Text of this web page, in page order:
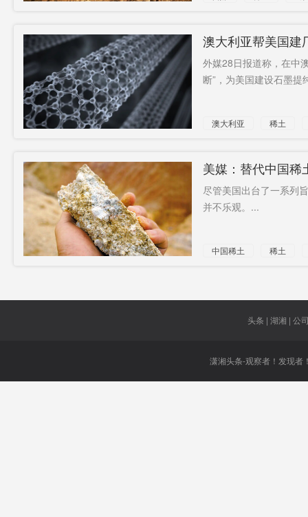
澳大利亚帮美国建
外媒28日报道称，在中
断”，为美国建设石墨
澳大利亚 稀土
美媒：替代中国稀
尽管美国出台了一系列
并不乐观。...
中国稀土 稀土
头条 | 湖湘 | 公
潇湘头条-观察者！发现者